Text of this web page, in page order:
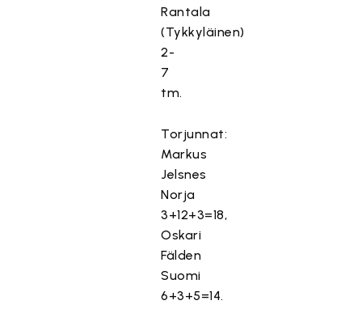
Rantala
(Tykkyläinen)
2-
7
tm.
Torjunnat:
Markus
Jelsnes
Norja
3+12+3=18,
Oskari
Fälden
Suomi
6+3+5=14.